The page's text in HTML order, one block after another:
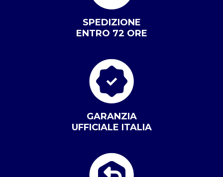
SPEDIZIONE
ENTRO 72 ORE
GARANZIA
UFFICIALE ITALIA